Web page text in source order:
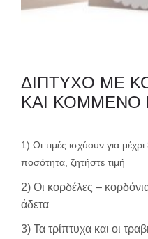
ΔΙΠΤΥΧΟ ΜΕ
ΚΑΙ ΚΟΜΜΕΝΟ
1) Οι τιμές ισχύουν για
ποσότητα, ζητήστε τιμή
2) Οι κορδέλες –
άδετα
3) Τα τρίπτυχα και οι